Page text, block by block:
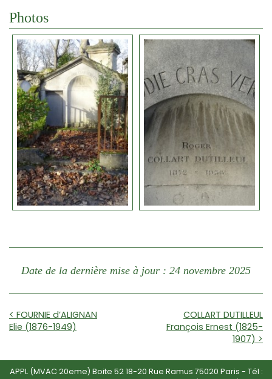
Photos
Date de la dernière mise à jour : 24 novembre 2025
< FOURNIE d’ALIGNAN
Elie (1876-1949)
COLLART DUTILLEUL
François Ernest (1825-
1907) >
APPL (MVAC 20eme) Boite 52 18-20 Rue Ramus 75020 Paris - Tél :